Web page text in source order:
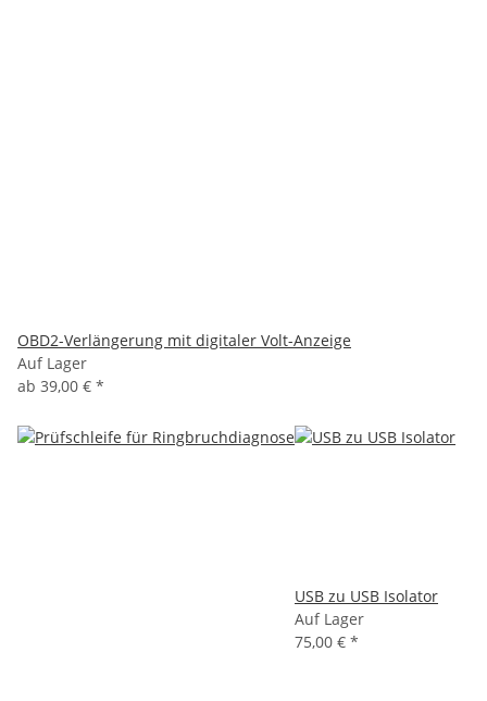
OBD2-Verlängerung mit digitaler Volt-Anzeige
Auf Lager
ab 39,00 € *
USB zu USB Isolator
Auf Lager
75,00 € *